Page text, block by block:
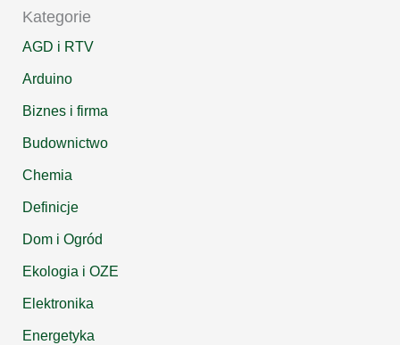
Kategorie
AGD i RTV
Arduino
Biznes i firma
Budownictwo
Chemia
Definicje
Dom i Ogród
Ekologia i OZE
Elektronika
Energetyka